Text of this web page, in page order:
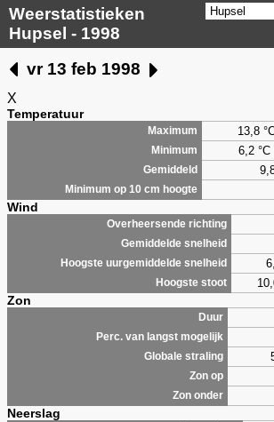
Weerstatistieken
Hupsel - 1998
vr 13 feb 1998
X
Temperatuur
Maximum 13,8
Minimum 6,2
Gemiddeld
Minimum op 10 cm hoogte
Wind
Overheersende richting
Gemiddelde snelheid
Hoogste uurgemiddelde snelheid
Hoogste stoot
Zon
Duur
Perc. van langst mogelijk
Globale straling
Zon op
Zon onder
Neerslag